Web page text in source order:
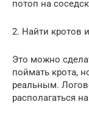
потоп на
2. Найти кротов
Это можно
поймать крота,
реальным.
располагаться